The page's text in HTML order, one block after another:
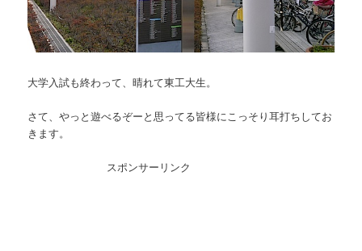
大学入試も終わって、晴れて東工大生。
さて、やっと遊べるぞーと思ってる皆様にこっそり耳打ちしてお
きます。
スポンサーリンク